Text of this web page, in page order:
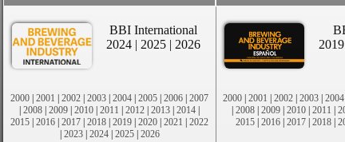
BBI International
2024 | 2025 | 2026
2000 | 2001 | 2002 | 2003 | 2004 | 2005 | 2006 | 2007
| 2008 | 2009 | 2010 | 2011 | 2012 | 2013 | 2014 |
2015 | 2016 | 2017 | 2018 | 2019 | 2020 | 2021 | 2022
| 2023| 2024| 2025| 2026
2019
2000 | 2001 | 2002 | 2003 | 2004
| 2008 | 2009 | 2010 | 2011 |
2015 | 2016 | 2017 | 2018 |